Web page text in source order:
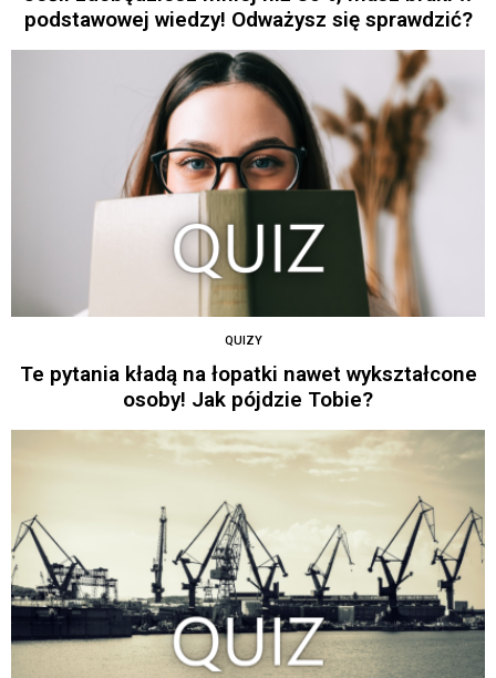
podstawowej wiedzy! Odważysz się sprawdzić?
QUIZY
Te pytania kładą na łopatki nawet wykształcone
osoby! Jak pójdzie Tobie?